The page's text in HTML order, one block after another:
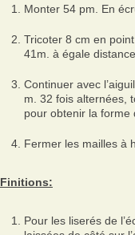
Monter 54 pm. En
Tricoter 8 cm en
41m. à égale
Continuer avec
m. 32 fois alternées,
pour obtenir la forme
Fermer les mailles à
Finitions:
Pour les liserés de